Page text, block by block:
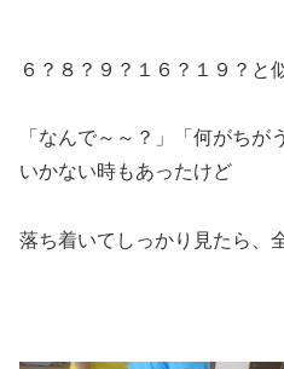
６？８？９？１６？１９？と
「なんで～～？」「何がち
いかない時もあったけど
落ち着いてしっかり見たら、